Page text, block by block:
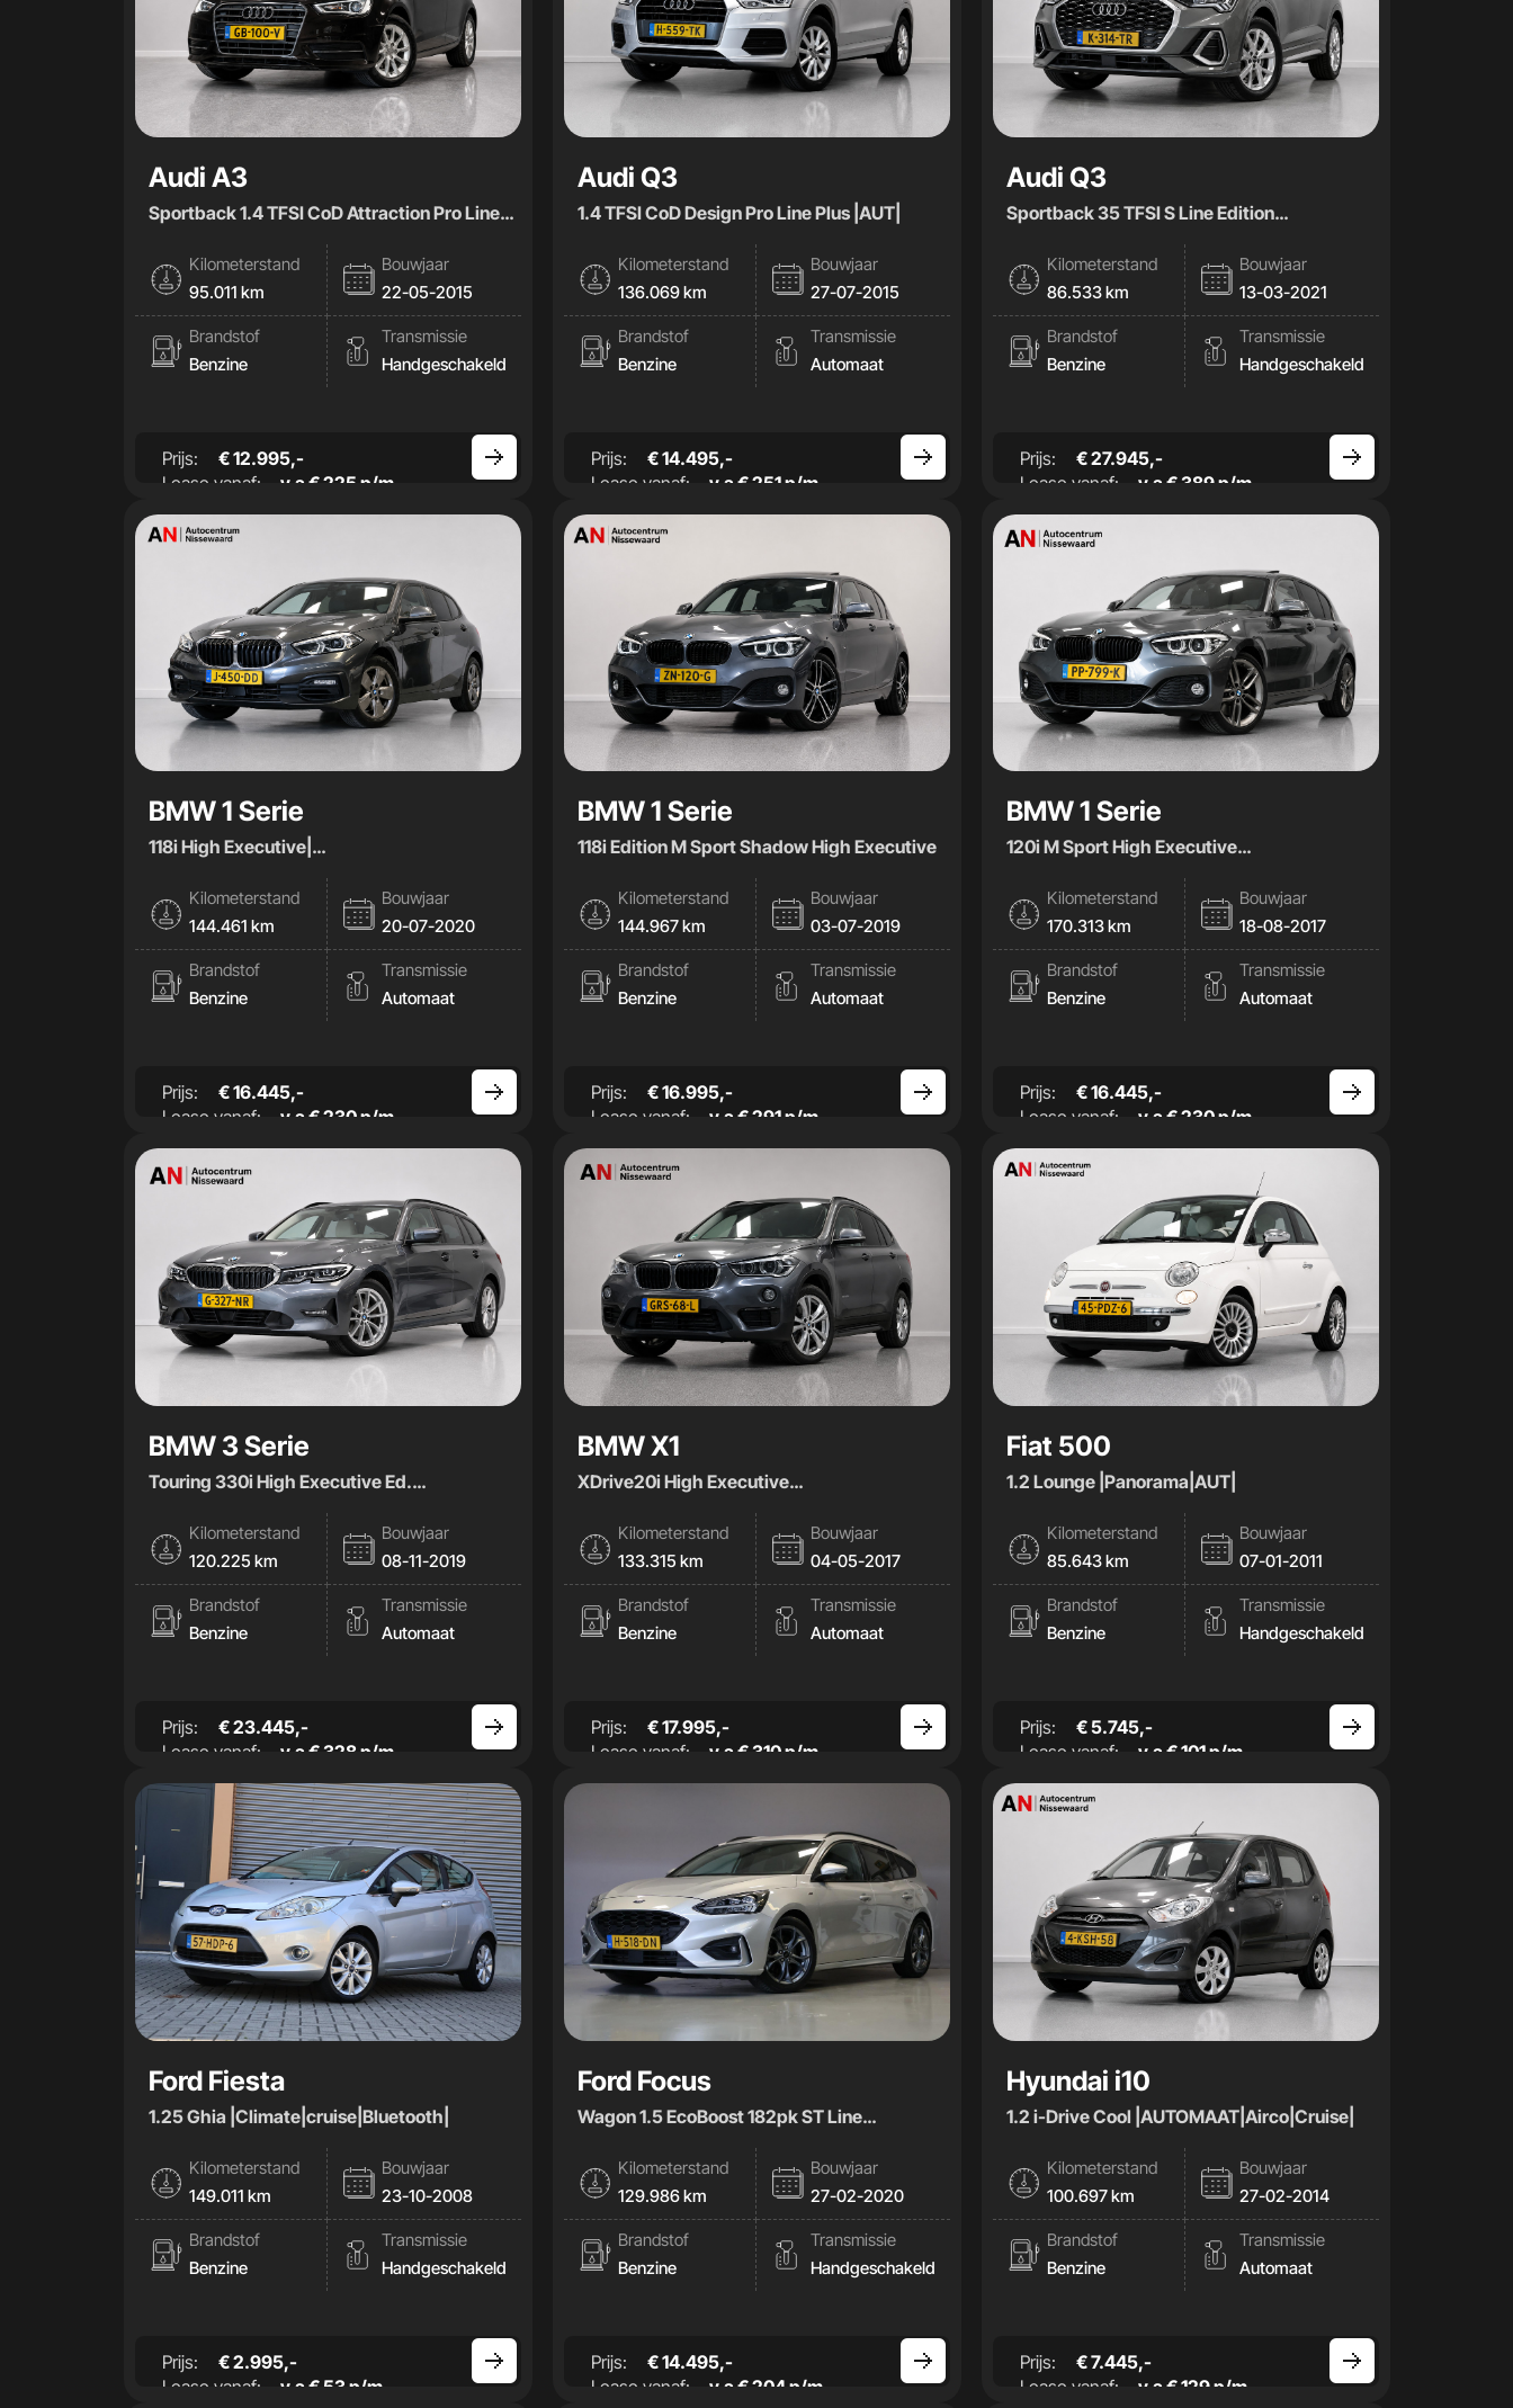
Audi A3
Sportback 1.4 TFSI CoD Attraction Pro Line
Kilometerstand
95.011 km
Bouwjaar
22-05-2015
Brandstof
Benzine
Transmissie
Handgeschakeld
Prijs:
€ 12.995,-
Lease vanaf:
v.a € 225 p/m
Audi Q3
1.4 TFSI CoD Design Pro Line Plus |AUT|
Kilometerstand
136.069 km
Bouwjaar
27-07-2015
Brandstof
Benzine
Transmissie
Automaat
Prijs:
€ 14.495,-
Lease vanaf:
v.a € 251 p/m
Audi Q3
Sportback 35 TFSI S Line Edition
Kilometerstand
86.533 km
Bouwjaar
13-03-2021
Brandstof
Benzine
Transmissie
Handgeschakeld
Prijs:
€ 27.945,-
Lease vanaf:
v.a € 389 p/m
BMW 1 Serie
118i High Executive|
Camera|Stoelverwarming|
Kilometerstand
144.461 km
Bouwjaar
20-07-2020
Brandstof
Benzine
Transmissie
Automaat
Prijs:
€ 16.445,-
Lease vanaf:
v.a € 230 p/m
BMW 1 Serie
118i Edition M Sport Shadow High Executive
Kilometerstand
144.967 km
Bouwjaar
03-07-2019
Brandstof
Benzine
Transmissie
Automaat
Prijs:
€ 16.995,-
Lease vanaf:
v.a € 291 p/m
BMW 1 Serie
120i M Sport High Executive
Kilometerstand
170.313 km
Bouwjaar
18-08-2017
Brandstof
Benzine
Transmissie
Automaat
Prijs:
€ 16.445,-
Lease vanaf:
v.a € 230 p/m
BMW 3 Serie
Touring 330i High Executive Ed.
259pk|Leder|Carplay|
Kilometerstand
120.225 km
Bouwjaar
08-11-2019
Brandstof
Benzine
Transmissie
Automaat
Prijs:
€ 23.445,-
Lease vanaf:
v.a € 328 p/m
BMW X1
XDrive20i High Executive
|Stoelverwarming|Trekhaak
Kilometerstand
133.315 km
Bouwjaar
04-05-2017
Brandstof
Benzine
Transmissie
Automaat
Prijs:
€ 17.995,-
Lease vanaf:
v.a € 310 p/m
Fiat 500
1.2 Lounge |Panorama|AUT|
Kilometerstand
85.643 km
Bouwjaar
07-01-2011
Brandstof
Benzine
Transmissie
Handgeschakeld
Prijs:
€ 5.745,-
Lease vanaf:
v.a € 101 p/m
Ford Fiesta
1.25 Ghia |Climate|cruise|Bluetooth|
Kilometerstand
149.011 km
Bouwjaar
23-10-2008
Brandstof
Benzine
Transmissie
Handgeschakeld
Prijs:
€ 2.995,-
Lease vanaf:
v.a € 53 p/m
Ford Focus
Wagon 1.5 EcoBoost 182pk ST Line
Business|Carplay|Climate|
Kilometerstand
129.986 km
Bouwjaar
27-02-2020
Brandstof
Benzine
Transmissie
Handgeschakeld
Prijs:
€ 14.495,-
Lease vanaf:
v.a € 204 p/m
Hyundai i10
1.2 i-Drive Cool |AUTOMAAT|Airco|Cruise|
Kilometerstand
100.697 km
Bouwjaar
27-02-2014
Brandstof
Benzine
Transmissie
Automaat
Prijs:
€ 7.445,-
Lease vanaf:
v.a € 129 p/m